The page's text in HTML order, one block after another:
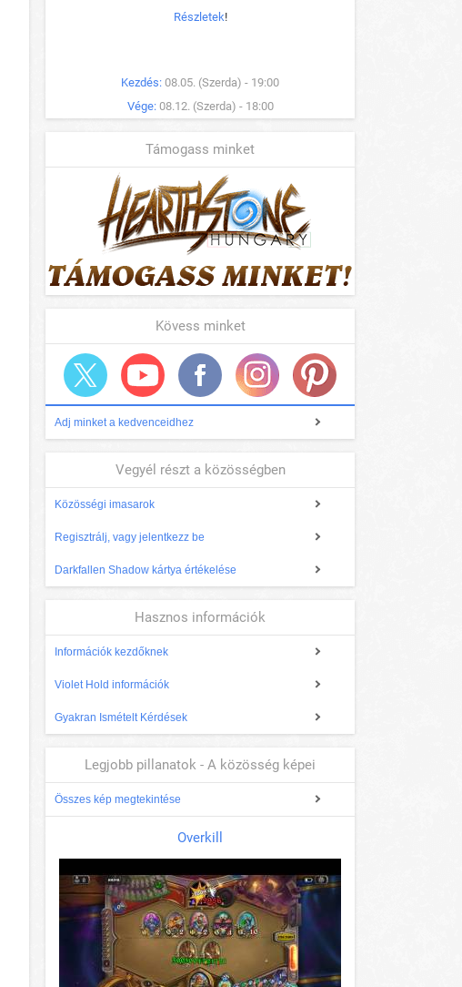
Részletek!
Kezdés: 08.05. (Szerda) - 19:00
Vége: 08.12. (Szerda) - 18:00
Támogass minket
Kövess minket
Adj minket a kedvenceidhez
Vegyél részt a közösségben
Közösségi imasarok
Regisztrálj, vagy jelentkezz be
Darkfallen Shadow kártya értékelése
Hasznos információk
Információk kezdőknek
Violet Hold információk
Gyakran Ismételt Kérdések
Legjobb pillanatok - A közösség képei
Összes kép megtekintése
Overkill